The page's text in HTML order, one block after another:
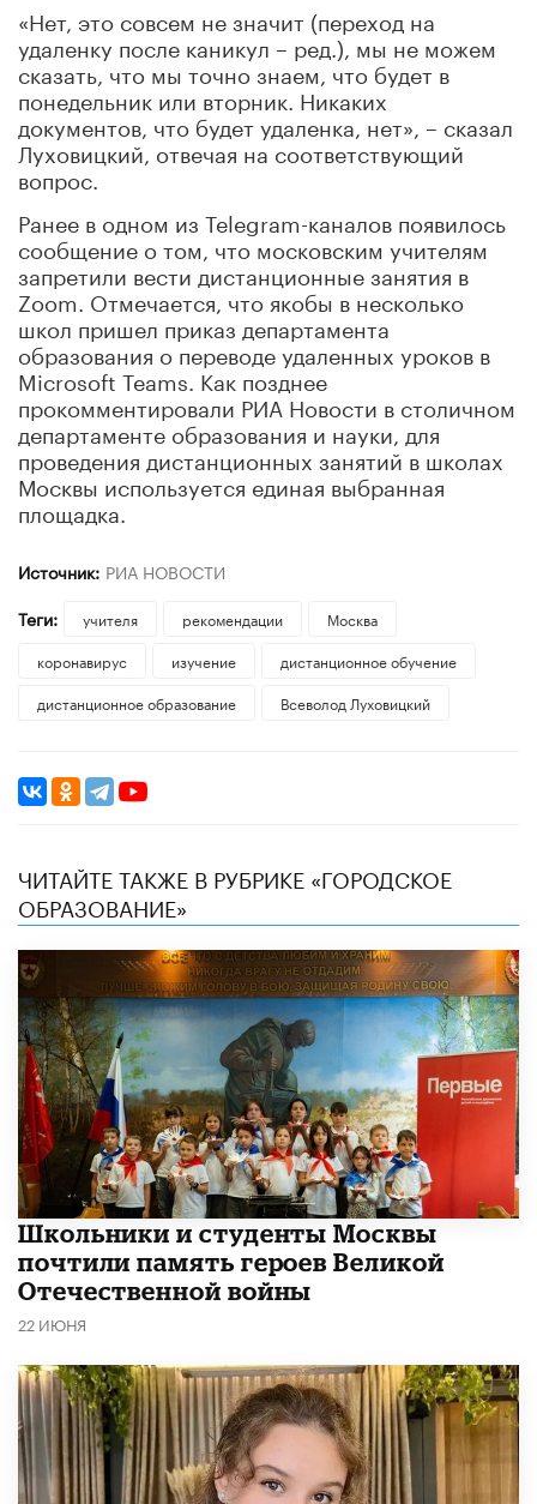
«Нет, это совсем не значит (переход на
удаленку после каникул – ред.), мы не можем
сказать, что мы точно знаем, что будет в
понедельник или вторник. Никаких
документов, что будет удаленка, нет», – сказал
Луховицкий, отвечая на соответствующий
вопрос.
Ранее в одном из Telegram-каналов появилось
сообщение о том, что московским учителям
запретили вести дистанционные занятия в
Zoom. Отмечается, что якобы в несколько
школ пришел приказ департамента
образования о переводе удаленных уроков в
Microsoft Teams. Как позднее
прокомментировали РИА Новости в столичном
департаменте образования и науки, для
проведения дистанционных занятий в школах
Москвы используется единая выбранная
площадка.
Источник: РИА НОВОСТИ
Теги:
учителя рекомендации
Москва
коронавирус
изучение
дистанционное обучение
дистанционное образование
​Всеволод Луховицкий
ЧИТАЙТЕ ТАКЖЕ В РУБРИКЕ «ГОРОДСКОЕ
ОБРАЗОВАНИЕ»
Школьники и студенты Москвы
почтили память героев Великой
Отечественной войны
22 ИЮНЯ